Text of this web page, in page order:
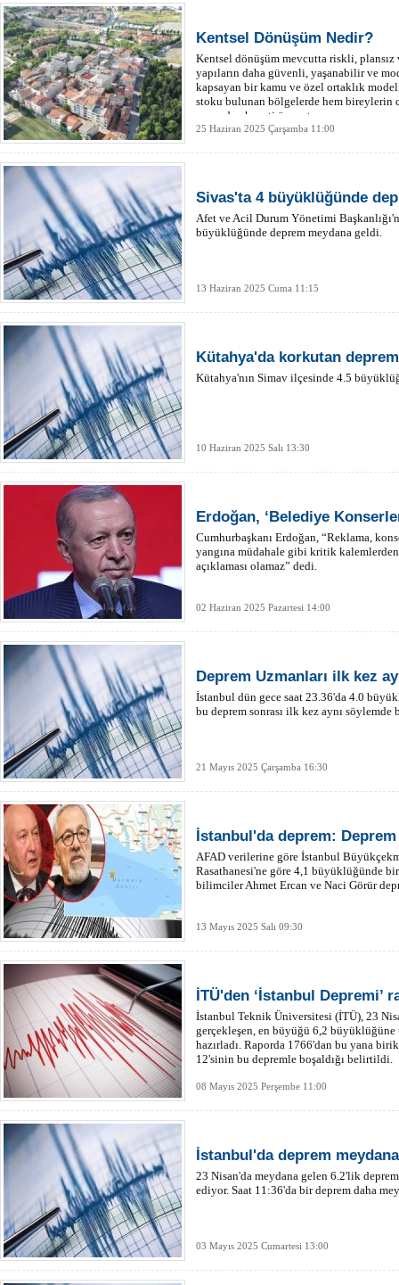
Kentsel Dönüşüm Nedir?
Kentsel dönüşüm mevcutta riskli,
yapıların daha güvenli, yaşanabilir ve
kapsayan bir kamu ve özel ortaklık
stoku bulunan bölgelerde hem bireylerin
açısından hayati önem taşır.
25 Haziran 2025 Çarşamba 11:00
Sivas'ta 4 büyüklüğünde
Afet ve Acil Durum Yönetimi
büyüklüğünde deprem meydana geldi.
13 Haziran 2025 Cuma 11:15
Kütahya'da korkutan
Kütahya'nın Simav ilçesinde 4.5
10 Haziran 2025 Salı 13:30
Erdoğan, ‘Belediye
Cumhurbaşkanı Erdoğan, “Reklama,
yangına müdahale gibi kritik
açıklaması olamaz” dedi.
02 Haziran 2025 Pazartesi 14:00
Deprem Uzmanları ilk kez
İstanbul dün gece saat 23.36'da 4.0
bu deprem sonrası ilk kez aynı söylemde
21 Mayıs 2025 Çarşamba 16:30
İstanbul'da deprem:
AFAD verilerine göre İstanbul
Rasathanesi'ne göre 4,1 büyüklüğünde
bilimciler Ahmet Ercan ve Naci Görür
13 Mayıs 2025 Salı 09:30
İTÜ'den ‘İstanbul Depremi’
İstanbul Teknik Üniversitesi (İTÜ), 23
gerçekleşen, en büyüğü 6,2 büyüklüğüne
hazırladı. Raporda 1766'dan bu yana
12'sinin bu depremle boşaldığı belirtildi.
08 Mayıs 2025 Perşembe 11:00
İstanbul'da deprem
23 Nisan'da meydana gelen 6.2'lik
ediyor. Saat 11:36'da bir deprem daha
03 Mayıs 2025 Cumartesi 13:00